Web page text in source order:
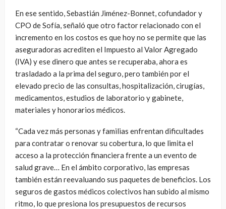
En ese sentido, Sebastián Jiménez-Bonnet, cofundador y
CPO de Sofía, señaló que otro factor relacionado con el
incremento en los costos es que hoy no se permite que las
aseguradoras acrediten el Impuesto al Valor Agregado
(IVA) y ese dinero que antes se recuperaba, ahora es
trasladado a la prima del seguro, pero también por el
elevado precio de las consultas, hospitalización, cirugías,
medicamentos, estudios de laboratorio y gabinete,
materiales y honorarios médicos.
“Cada vez más personas y familias enfrentan dificultades
para contratar o renovar su cobertura, lo que limita el
acceso a la protección financiera frente a un evento de
salud grave… En el ámbito corporativo, las empresas
también están reevaluando sus paquetes de beneficios. Los
seguros de gastos médicos colectivos han subido al mismo
ritmo, lo que presiona los presupuestos de recursos